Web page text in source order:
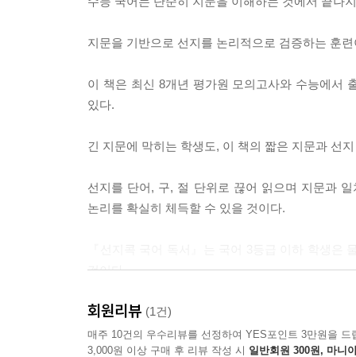
지문을 기반으로 선지를 논리적으로 검증하는 훈
이 책은 최신 8개년 평가원 모의고사와 수능에서
있다.
긴 지문에 막히는 학생도, 이 책의 짧은 지문과 선
선지를 단어, 구, 절 단위로 끊어 읽으며 지문과
논리를 확실히 체득할 수 있을 것이다.
것이다.
회원리뷰 (1건)
매주 10건의 우수리뷰를 선정하여 YES포인트 3만원을 드
3,000원 이상 구매 후 리뷰 작성 시 일반회원 300원, 마니